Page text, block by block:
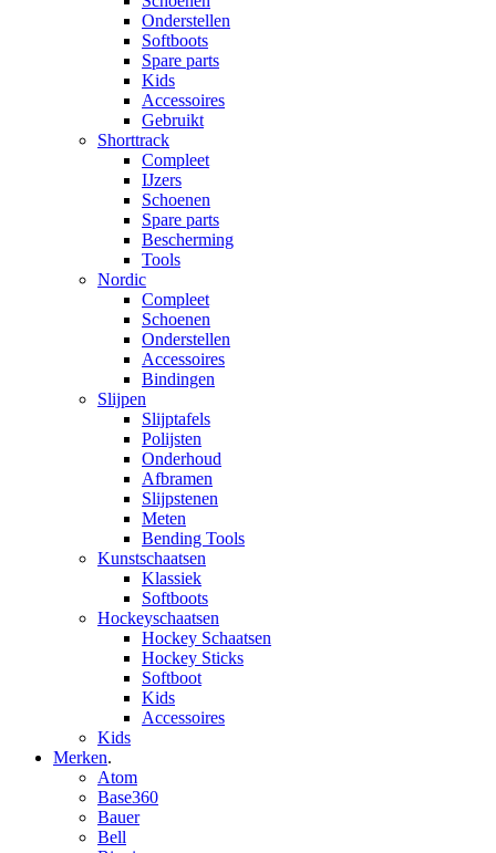
Onderstellen
Softboots
Spare parts
Kids
Accessoires
Gebruikt
Shorttrack
Compleet
IJzers
Schoenen
Spare parts
Bescherming
Tools
Nordic
Compleet
Schoenen
Onderstellen
Accessoires
Bindingen
Slijpen
Slijptafels
Polijsten
Onderhoud
Afbramen
Slijpstenen
Meten
Bending Tools
Kunstschaatsen
Klassiek
Softboots
Hockeyschaatsen
Hockey Schaatsen
Hockey Sticks
Softboot
Kids
Accessoires
Kids
Merken.
Atom
Base360
Bauer
Bell